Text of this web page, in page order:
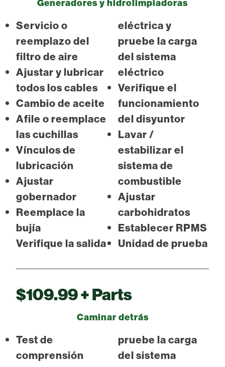
Generadores y hidrolimpiadoras
Servicio o
reemplazo del
filtro de aire
Ajustar y lubricar
todos los cables
Cambio de aceite
Afile o reemplace
las cuchillas
Vínculos de
lubricación
Ajustar
gobernador
Reemplace la
bujía
Verifique la salida
eléctrica y
pruebe la carga
del sistema
eléctrico
Verifique el
funcionamiento
del disyuntor
Lavar /
estabilizar el
sistema de
combustible
Ajustar
carbohidratos
Establecer RPMS
Unidad de prueba
$109.99 + Parts
Caminar detrás
Test de
comprensión
pruebe la carga
del sistema